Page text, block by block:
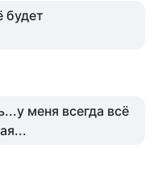
будет
меня всегда всё